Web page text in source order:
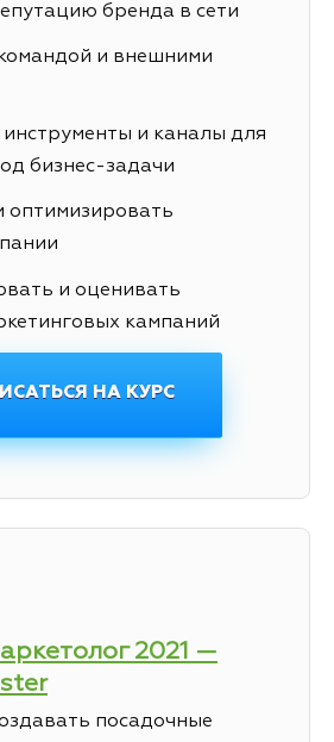
бренда в сети
и внешними
и каналы для
бизнес-задачи
оптимизировать
и оценивать
кампаний
НА КУРС
2021 —
посадочные